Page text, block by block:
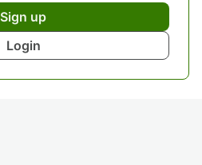
Sign up
Login